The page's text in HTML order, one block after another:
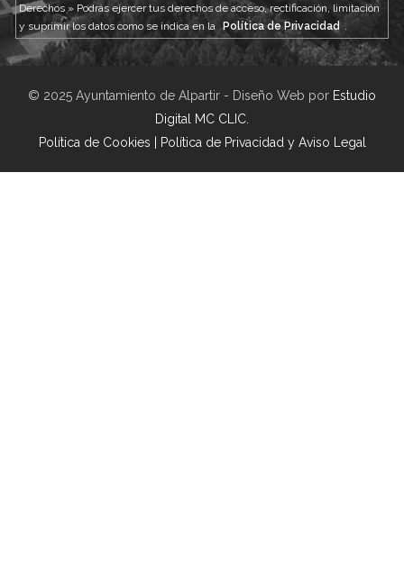
Derechos » Podrás ejercer tus derechos de acceso, rectificación, limitación
y suprimir los datos como se indica en la
Política de Privacidad
© 2025 Ayuntamiento de Alpartir - Diseño Web por Estudio
Digital MC CLIC
Política de Cookies
Política de Privacidad y Aviso Legal